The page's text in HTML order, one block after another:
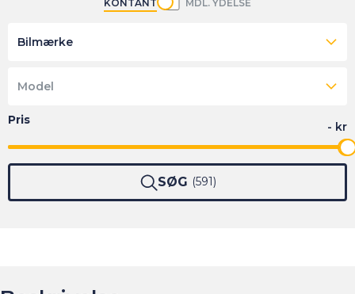
KONTANT MDL. YDELSE
Bilmærke
Model
SØG 591